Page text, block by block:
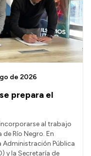
prepara el
de 2026
al trabajo
Río Negro. En
Administración Pública
y la Secretaría de